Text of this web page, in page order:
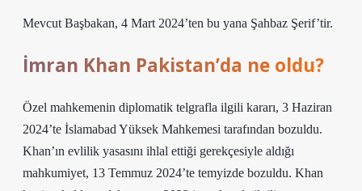
Mevcut Başbakan, 4 Mart 2024’ten bu yana Şahbaz Şerif’tir.
İmran Khan Pakistan’da ne oldu?
Özel mahkemenin diplomatik telgrafla ilgili kararı, 3 Haziran
2024’te İslamabad Yüksek Mahkemesi tarafından bozuldu.
Khan’ın evlilik yasasını ihlal ettiği gerekçesiyle aldığı
mahkumiyet, 13 Temmuz 2024’te temyizde bozuldu. Khan